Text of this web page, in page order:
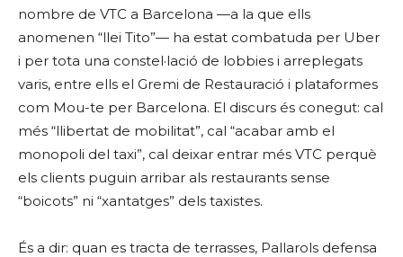
nombre de VTC a Barcelona —a la que ells
anomenen “llei Tito”— ha estat combatuda per Uber
i per tota una constel·lació de lobbies i arreplegats
varis, entre ells el Gremi de Restauració i plataformes
com Mou-te per Barcelona. El discurs és conegut: cal
més “llibertat de mobilitat”, cal “acabar amb el
monopoli del taxi”, cal deixar entrar més VTC perquè
els clients puguin arribar als restaurants sense
“boicots” ni “xantatges” dels taxistes.
És a dir: quan es tracta de terrasses, Pallarols defensa